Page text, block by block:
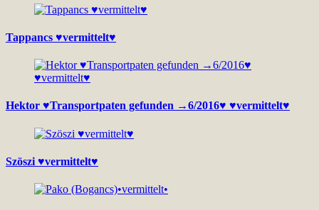
Tappancs ♥vermittelt♥
Hektor ♥Transportpaten gefunden →6/2016♥ ♥vermittelt♥
Szöszi ♥vermittelt♥